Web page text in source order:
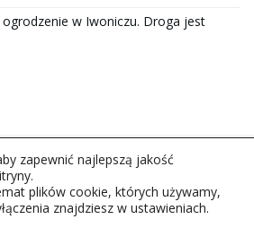
ogrodzenie w Iwoniczu. Droga jest
Radio Rzeszów S.A. w likwidacj.
zapewnić najlepszą jakość
plików cookie, których używamy,
znajdziesz w ustawieniach.